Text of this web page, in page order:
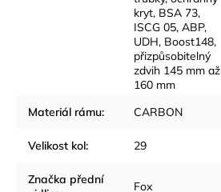
kryt, BSA 73,
ISCG 05, ABP,
UDH, Boost148,
přizpůsobitelný
zdvih 145 mm až
160 mm
Materiál rámu: CARBON
Velikost kol: 29
Značka přední
Fox